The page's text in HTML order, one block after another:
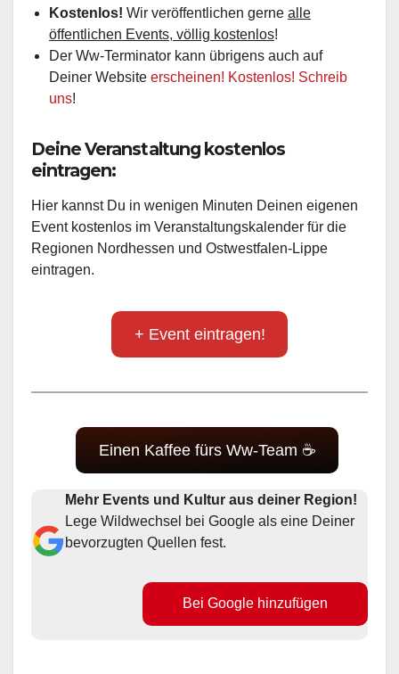
Kostenlos! Wir veröffentlichen gerne alle
öffentlichen Events, völlig kostenlos!
Der Ww-Terminator kann übrigens auch auf
Deiner Website erscheinen! Kostenlos! Schreib
uns!
Deine Veranstaltung kostenlos
eintragen:
Hier kannst Du in wenigen Minuten Deinen eigenen
Event kostenlos im Veranstaltungskalender für die
Regionen Nordhessen und Ostwestfalen-Lippe
eintragen.
+ Event eintragen!
Einen Kaffee fürs Ww-Team ☕
Mehr Events und Kultur aus deiner Region!
Lege Wildwechsel bei Google als eine Deiner
bevorzugten Quellen fest.
Bei Google hinzufügen